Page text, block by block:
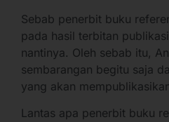
Sebab penerbit buku
pada hasil terbitan
nantinya. Oleh sebab itu,
sembarangan begitu saja
yang akan
Lantas apa penerbit buku